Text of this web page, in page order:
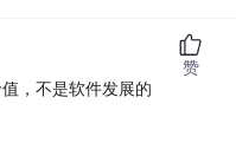
，不是软件发展的
赞